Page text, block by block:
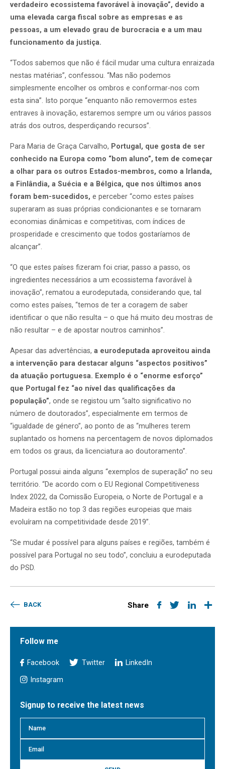
verdadeiro ecossistema favorável à inovação”, devido a
uma elevada carga fiscal sobre as empresas e as
pessoas, a um elevado grau de burocracia e a um mau
funcionamento da justiça.
“Todos sabemos que não é fácil mudar uma cultura enraizada
nestas matérias”, confessou. “Mas não podemos
simplesmente encolher os ombros e conformar-nos com
esta sina”. Isto porque “enquanto não removermos estes
entraves à inovação, estaremos sempre um ou vários passos
atrás dos outros, desperdiçando recursos”.
Para Maria de Graça Carvalho, Portugal, que gosta de ser
conhecido na Europa como “bom aluno”, tem de começar
a olhar para os outros Estados-membros, como a Irlanda,
a Finlândia, a Suécia e a Bélgica, que nos últimos anos
foram bem-sucedidos, e perceber “como estes países
superaram as suas próprias condicionantes e se tornaram
economias dinâmicas e competitivas, com índices de
prosperidade e crescimento que todos gostaríamos de
alcançar”.
“O que estes países fizeram foi criar, passo a passo, os
ingredientes necessários a um ecossistema favorável à
inovação”, rematou a eurodeputada, considerando que, tal
como estes países, “temos de ter a coragem de saber
identificar o que não resulta – o que há muito deu mostras de
não resultar – e de apostar noutros caminhos”.
Apesar das advertências, a eurodeputada aproveitou ainda
a intervenção para destacar alguns “aspectos positivos”
da atuação portuguesa. Exemplo é o “enorme esforço”
que Portugal fez “ao nível das qualificações da
população”, onde se registou um “salto significativo no
número de doutorados”, especialmente em termos de
“igualdade de género”, ao ponto de as “mulheres terem
suplantado os homens na percentagem de novos diplomados
em todos os graus, da licenciatura ao doutoramento”.
Portugal possui ainda alguns “exemplos de superação” no seu
território. “De acordo com o EU Regional Competitiveness
Index 2022, da Comissão Europeia, o Norte de Portugal e a
Madeira estão no top 3 das regiões europeias que mais
evoluíram na competitividade desde 2019”.
“Se mudar é possível para alguns países e regiões, também é
possível para Portugal no seu todo”, concluiu a eurodeputada
do PSD.
BACK Share
Follow me
Facebook Twitter LinkedIn
Instagram
Signup to receive the latest news